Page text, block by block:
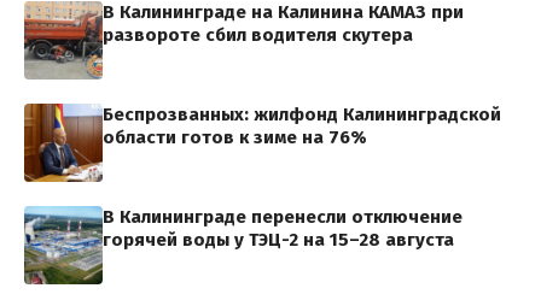
В Калининграде на Калинина КАМАЗ при
развороте сбил водителя скутера
Беспрозванных: жилфонд Калининградской
области готов к зиме на 76%
В Калининграде перенесли отключение
горячей воды у ТЭЦ-2 на 15–28 августа